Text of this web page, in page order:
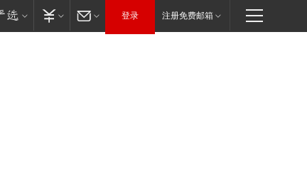
登录 注册免费邮箱